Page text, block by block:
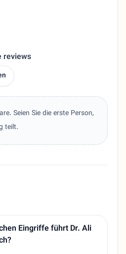
reviews
Seien Sie die erste Person,
teilt.
Eingriffe führt Dr. Ali